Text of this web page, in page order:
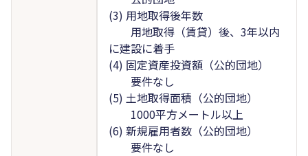
(3) 用地取得後年数
用地取得（賃貸）後、3年以内
に建設に着手
(4) 固定資産投資額（公的団地）
要件なし
(5) 土地取得面積（公的団地）
1000平方メートル以上
(6) 新規雇用者数（公的団地）
要件なし